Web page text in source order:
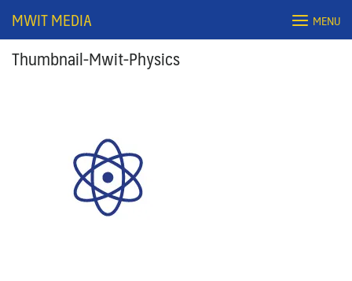
MWIT MEDIA MENU
Thumbnail-Mwit-Physics